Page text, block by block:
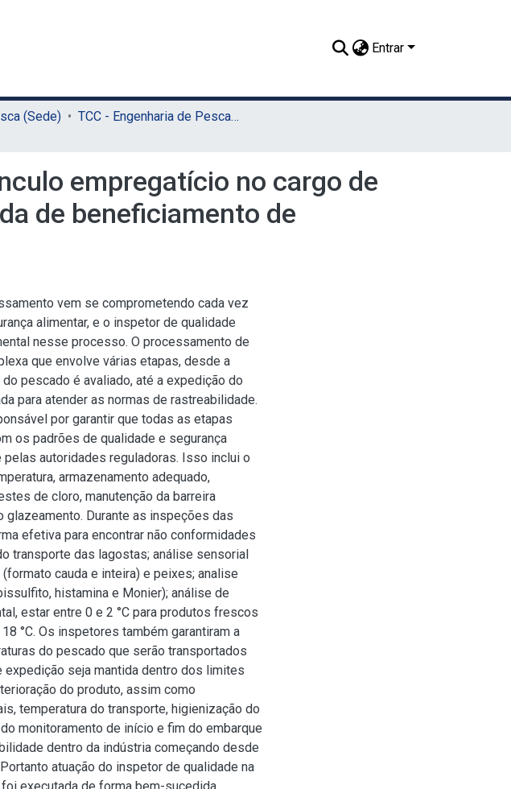
Entrar
(Sede)
TCC - Engenharia de Pesca (Sede)
empregatício no cargo de
de beneficiamento de
vem se comprometendo cada vez
alimentar, e o inspetor de qualidade
nesse processo. O processamento de
que envolve várias etapas, desde a
pescado é avaliado, até a expedição do
para atender as normas de rastreabilidade.
por garantir que todas as etapas
os padrões de qualidade e segurança
autoridades reguladoras. Isso inclui o
armazenamento adequado,
de cloro, manutenção da barreira
glazeamento. Durante as inspeções das
efetiva para encontrar não conformidades
transporte das lagostas; análise sensorial
cauda e inteira) e peixes; analise
histamina e Monier); análise de
estar entre 0 e 2 °C para produtos frescos
°C. Os inspetores também garantiram a
do pescado que serão transportados
expedição seja mantida dentro dos limites
do produto, assim como
temperatura do transporte, higienização do
monitoramento de início e fim do embarque
dentro da indústria começando desde
atuação do inspetor de qualidade na